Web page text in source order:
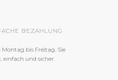
BEZAHLUNG
bis Freitag. Sie
einfach und sicher.